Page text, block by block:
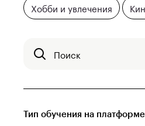
Хобби и увлечения
Поиск
Тип обучения на платформе